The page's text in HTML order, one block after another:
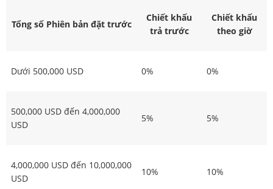
Tổng số Phiên bản đặt trước
Chiết khấu
trả trước
Chiết khấu
theo giờ
Dưới 500,000 USD 0% 0%
500,000 USD đến 4,000,000
USD
5% 5%
4,000,000 USD đến 10,000,000
USD
10% 10%